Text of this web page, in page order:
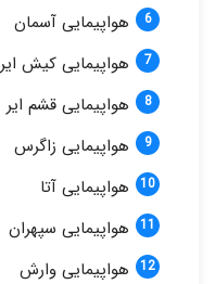
هواپیمایی آسمان
هواپیمایی کیش ایر
هواپیمایی قشم ایر
هواپیمایی زاگرس
هواپیمایی آتا
هواپیمایی سپهران
هواپیمایی وارش